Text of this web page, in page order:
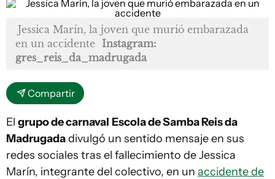
Jessica Marín, la joven que murió embarazada
en un accidente Instagram:
gres_reis_da_madrugada
Compartir
El grupo de carnaval Escola de Samba Reis da
Madrugadadivulgó un sentido mensaje en sus
redes sociales tras el fallecimiento de Jessica
Marín, integrante del colectivo, en un accidente de